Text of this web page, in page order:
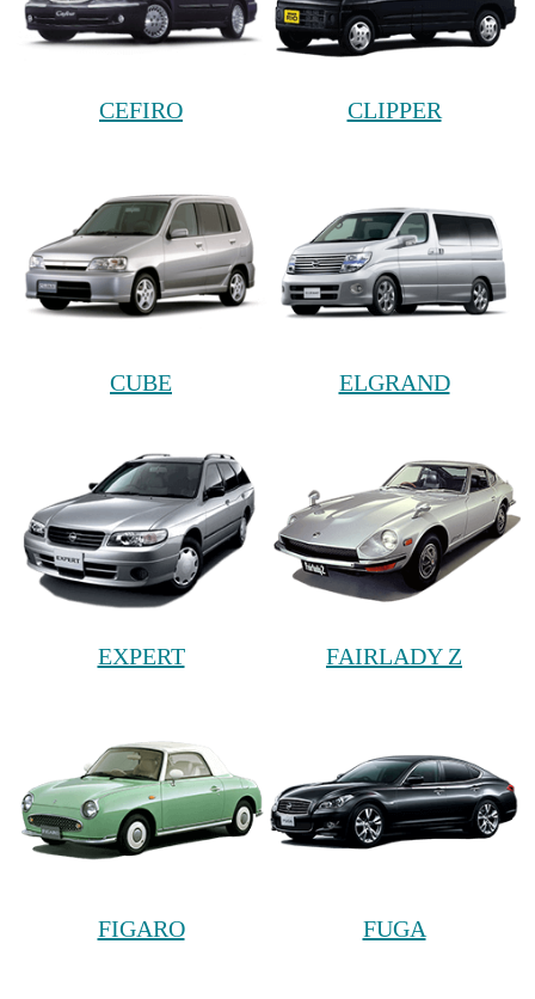
CEFIRO CLIPPER
CUBE ELGRAND
EXPERT FAIRLADY Z
FIGARO FUGA